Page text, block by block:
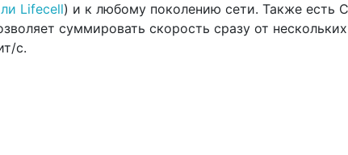
Lifecell) и к любому поколению сети. Также есть
суммировать скорость сразу от нескольких
с.